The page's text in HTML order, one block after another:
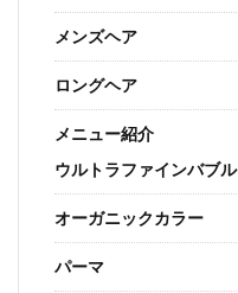
メンズヘア
ロングヘア
メニュー紹介
ウルトラファインバブル
オーガニックカラー
パーマ